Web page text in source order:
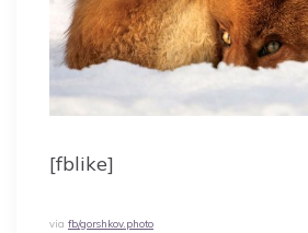
[fblike]
via fb/gorshkov.photo